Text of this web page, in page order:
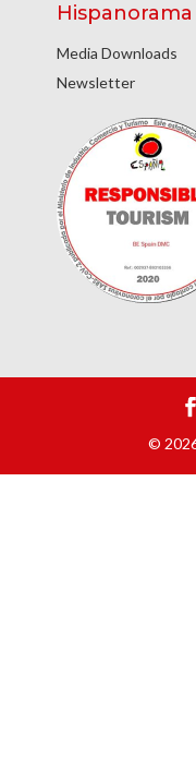
Hispanorama
Media Downloads
Newsletter
©